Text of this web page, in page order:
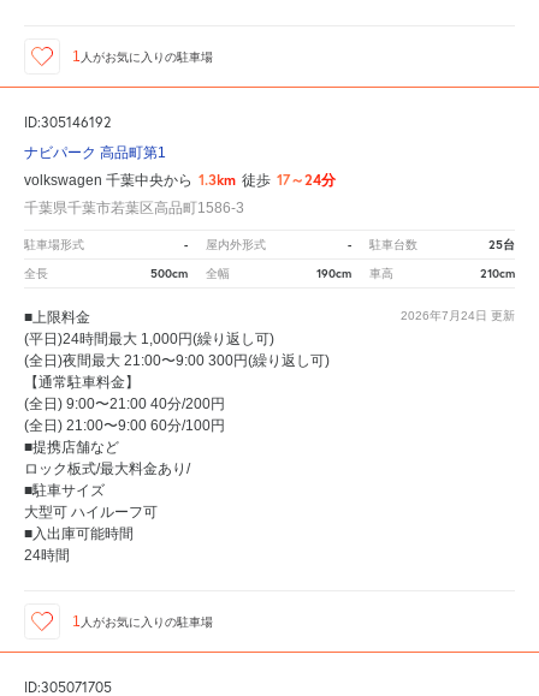
1 人がお気に入りの駐車場
ID:305146192
ナビパーク 高品町第1
volkswagen 千葉中央から 1.3km 徒歩 17～24分
千葉県千葉市若葉区高品町1586-3
駐車場形式 - 屋内外形式 - 駐車台数 25台
全長 500cm 全幅 190cm 車高 210cm
2026年7月24日 更新
■上限料金
(平日)24時間最大 1,000円(繰り返し可)
(全日)夜間最大 21:00〜9:00 300円(繰り返し可)
【通常駐車料金】
(全日) 9:00〜21:00 40分/200円
(全日) 21:00〜9:00 60分/100円
■提携店舗など
ロック板式/最大料金あり/
■駐車サイズ
大型可 ハイルーフ可
■入出庫可能時間
24時間
1 人がお気に入りの駐車場
ID:305071705